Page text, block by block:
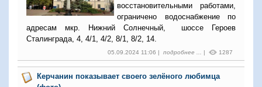
восстановительными работами,
ограничено водоснабжение по
адресам мкр. Нижний Солнечный, шоссе Героев
Сталинграда, 4, 4/1, 4/2, 8/1, 8/2, 14.
05.09.2024 11:06 | подробнее ... | 1287
Керчанин показывает своего зелёного любимца